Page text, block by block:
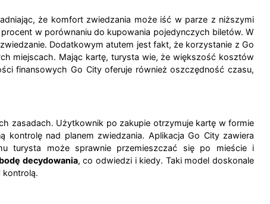
że komfort zwiedzania może iść w parze z niższymi
w porównaniu do kupowania pojedynczych biletów. W
Dodatkowym atutem jest fakt, że korzystanie z Go
miejscach. Mając kartę, turysta wie, że większość kosztów
finansowych Go City oferuje również oszczędność czasu,
zasadach. Użytkownik po zakupie otrzymuje kartę w formie
kontrolę nad planem zwiedzania. Aplikacja Go City zawiera
turysta może sprawnie przemieszczać się po mieście i
decydowania, co odwiedzi i kiedy. Taki model doskonale
kontrolą.